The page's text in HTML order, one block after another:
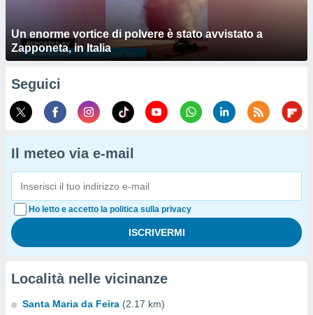
Un enorme vortice di polvere è stato avvistato a
Zapponeta, in Italia
Seguici
Il meteo via e-mail
Ho letto e accetto la politica sulla privacy
Località nelle vicinanze
Santa Maria da Feira (2.17 km)